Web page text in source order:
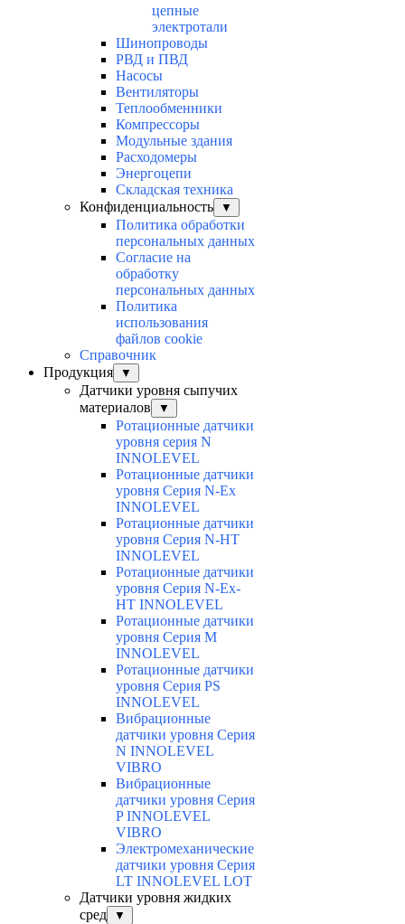
цепные
электротали
Шинопроводы
РВД и ПВД
Насосы
Вентиляторы
Теплообменники
Компрессоры
Модульные здания
Расходомеры
Энергоцепи
Складская техника
Конфиденциальность
▼
Политика обработки
персональных данных
Согласие на
обработку
персональных данных
Политика
использования
файлов cookie
Справочник
Продукция
▼
Датчики уровня сыпучих
материалов
▼
Ротационные датчики
уровня серия N
INNOLEVEL
Ротационные датчики
уровня Серия N-Ex
INNOLEVEL
Ротационные датчики
уровня Серия N-HT
INNOLEVEL
Ротационные датчики
уровня Серия N-Ex-
HT INNOLEVEL
Ротационные датчики
уровня Серия M
INNOLEVEL
Ротационные датчики
уровня Серия PS
INNOLEVEL
Вибрационные
датчики уровня Серия
N INNOLEVEL
VIBRO
Вибрационные
датчики уровня Серия
P INNOLEVEL
VIBRO
Электромеханические
датчики уровня Серия
LT INNOLEVEL LOT
Датчики уровня жидких
сред
▼